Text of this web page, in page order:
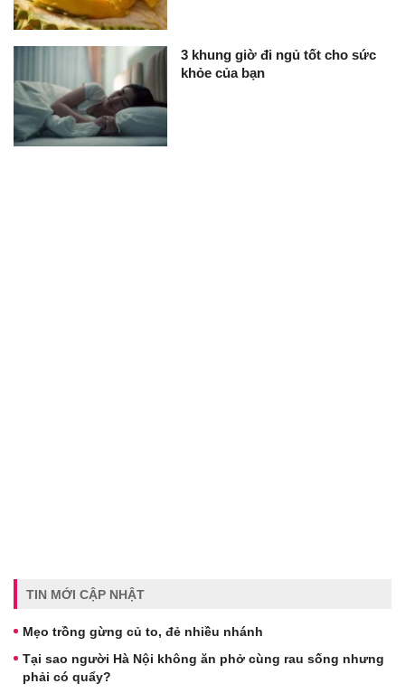
3 khung giờ đi ngủ tốt cho sức
khỏe của bạn
TIN MỚI CẬP NHẬT
Mẹo trồng gừng củ to, đẻ nhiều nhánh
Tại sao người Hà Nội không ăn phở cùng rau sống nhưng
phải có quẩy?